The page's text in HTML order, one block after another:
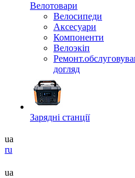
Велотовари
Велосипеди
Аксесуари
Компоненти
Велоэкіп
догляд
Зарядні станції
ua
ru
ua